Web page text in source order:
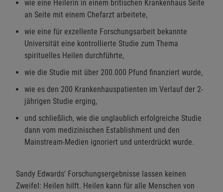
wie eine Heilerin in einem britischen Krankenhaus Seite
an Seite mit einem Chefarzt arbeitete,
wie eine für exzellente Forschungsarbeit bekannte
Universität eine kontrollierte Studie zum Thema
spirituelles Heilen durchführte,
wie die Studie mit über 200.000 Pfund finanziert wurde,
wie es den 200 Krankenhauspatienten im Verlauf der 2-
jährigen Studie erging,
und schließlich, wie die unglaublich erfolgreiche Studie
dann vom medizinischen Establishment und den
Mainstream-Medien ignoriert und unterdrückt wurde.
Sandy Edwards' Forschungsergebnisse lassen keinen
Zweifel: Heilen hilft. Heilen kann für alle Menschen von